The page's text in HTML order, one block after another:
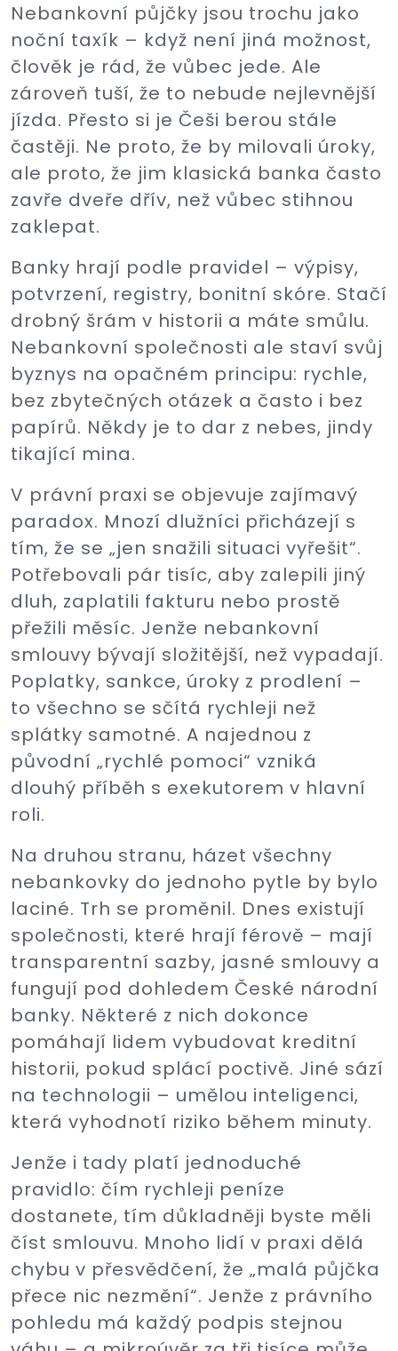
Nebankovní půjčky jsou trochu jako
noční taxík – když není jiná možnost,
člověk je rád, že vůbec jede. Ale
zároveň tuší, že to nebude nejlevnější
jízda. Přesto si je Češi berou stále
častěji. Ne proto, že by milovali úroky,
ale proto, že jim klasická banka často
zavře dveře dřív, než vůbec stihnou
zaklepat.
Banky hrají podle pravidel – výpisy,
potvrzení, registry, bonitní skóre. Stačí
drobný šrám v historii a máte smůlu.
Nebankovní společnosti ale staví svůj
byznys na opačném principu: rychle,
bez zbytečných otázek a často i bez
papírů. Někdy je to dar z nebes, jindy
tikající mina.
V právní praxi se objevuje zajímavý
paradox. Mnozí dlužníci přicházejí s
tím, že se „jen snažili situaci vyřešit“.
Potřebovali pár tisíc, aby zalepili jiný
dluh, zaplatili fakturu nebo prostě
přežili měsíc. Jenže nebankovní
smlouvy bývají složitější, než vypadají.
Poplatky, sankce, úroky z prodlení –
to všechno se sčítá rychleji než
splátky samotné. A najednou z
původní „rychlé pomoci“ vzniká
dlouhý příběh s exekutorem v hlavní
roli.
Na druhou stranu, házet všechny
nebankovky do jednoho pytle by bylo
laciné. Trh se proměnil. Dnes existují
společnosti, které hrají férově – mají
transparentní sazby, jasné smlouvy a
fungují pod dohledem České národní
banky. Některé z nich dokonce
pomáhají lidem vybudovat kreditní
historii, pokud splácí poctivě. Jiné sází
na technologii – umělou inteligenci,
která vyhodnotí riziko během minuty.
Jenže i tady platí jednoduché
pravidlo: čím rychleji peníze
dostanete, tím důkladněji byste měli
číst smlouvu. Mnoho lidí v praxi dělá
chybu v přesvědčení, že „malá půjčka
přece nic nezmění“. Jenže z právního
pohledu má každý podpis stejnou